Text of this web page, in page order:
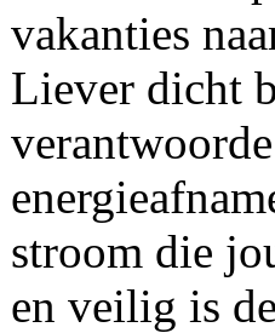
vakanties
Liever dicht
stroom die
en veilig is